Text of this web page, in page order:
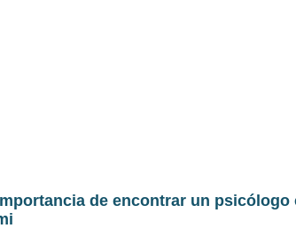
de encontrar un psicólogo